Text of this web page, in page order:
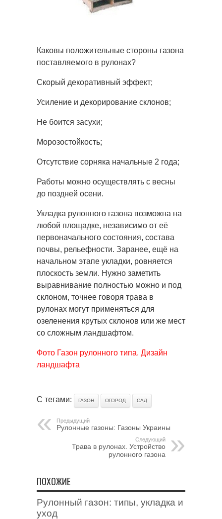
Каковы положительные стороны газона
поставляемого в рулонах?
Скорый декоративный эффект;
Усиление и декорирование склонов;
Не боится засухи;
Морозостойкость;
Отсутствие сорняка начальные 2 года;
Работы можно осуществлять с весны
до поздней осени.
Укладка рулонного газона возможна на
любой площадке, независимо от её
первоначального состояния, состава
почвы, рельефности. Заранее, ещё на
начальном этапе укладки, ровняется
плоскость земли. Нужно заметить
выравнивание полностью можно и под
склоном, точнее говоря трава в
рулонах могут применяться для
озеленения крутых склонов или же мест
со сложным ландшафтом.
Фото Газон рулонного типа. Дизайн
ландшафта
С тегами: ГАЗОН ОГОРОД САД
Предыдущий
Рулонные газоны: Газоны Украины
Следующий
Трава в рулонах. Устройство
рулонного газона
ПОХОЖИЕ
Рулонный газон: типы, укладка и
уход